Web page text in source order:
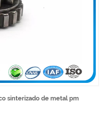
sinterizado de metal pm